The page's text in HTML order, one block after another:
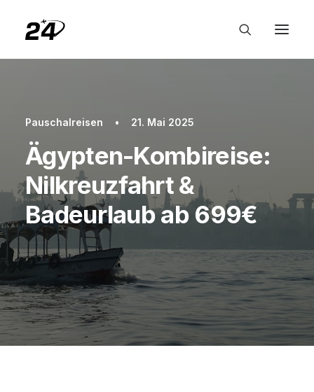
Pauschalreisen • 21. Mai 2025
Ägypten-Kombireise:
Nilkreuzfahrt &
Badeurlaub ab 699€